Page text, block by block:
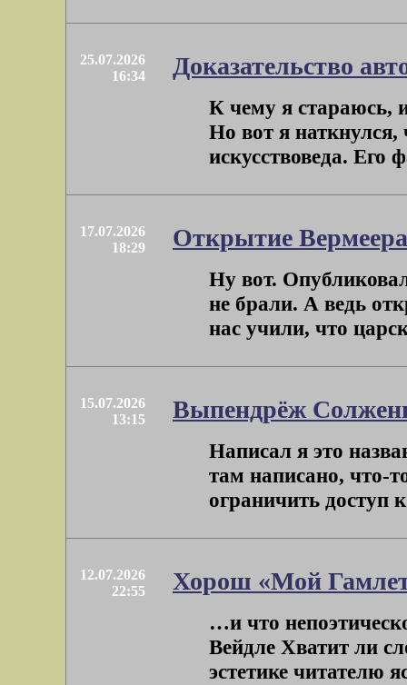
25.07.2026
16:34
Доказательство
К чему я стараюсь,
Но вот я
искусствоведа.
17.07.2026
18:29
Открытие Вермеера
Ну вот.
не брали. А ведь
нас учили, что
15.07.2026
13:15
Выпендрёж
Написал я это
там написано, что-
ограничить доступ
12.07.2026
22:55
Хорош «Мой
…и что
Вейдле Хватит ли
эстетике читателю